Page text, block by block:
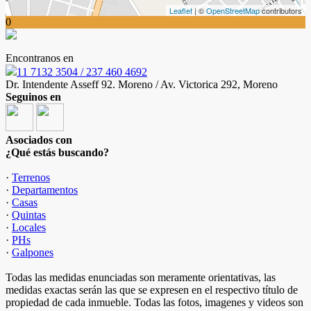
Leaflet | ©OpenStreetMapcontributors
0
Encontranos en
11 7132 3504 / 237 460 4692
Dr. Intendente Asseff 92. Moreno / Av. Victorica 292, Moreno
Seguinos en
Asociados con
¿Qué estás buscando?
· Terrenos
· Departamentos
· Casas
· Quintas
· Locales
· PHs
· Galpones
Todas las medidas enunciadas son meramente orientativas, las
medidas exactas serán las que se expresen en el respectivo título de
propiedad de cada inmueble. Todas las fotos, imagenes y videos son